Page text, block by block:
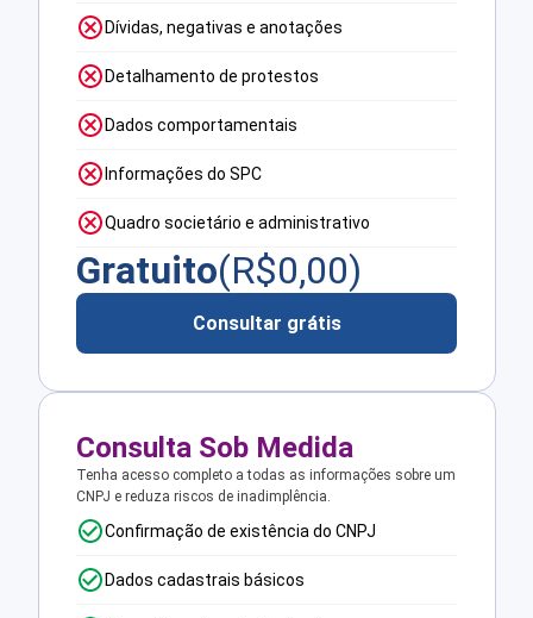
Dívidas, negativas e anotações
Detalhamento de protestos
Dados comportamentais
Informações do SPC
Quadro societário e administrativo
Gratuito(R$0,00)
Consultar grátis
Consulta Sob Medida
Tenha acesso completo a todas as informações sobre um
CNPJ e reduza riscos de inadimplência.
Confirmação de existência do CNPJ
Dados cadastrais básicos